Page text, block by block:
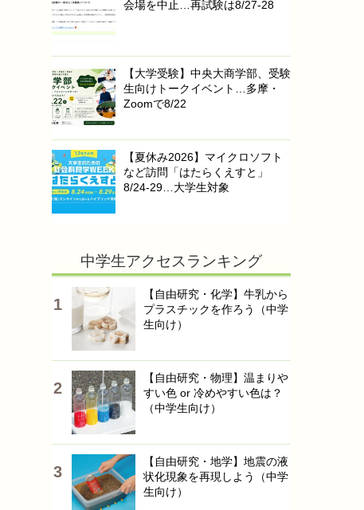
会場を中止…再試験は8/27-28
【大学受験】中央大商学部、受験
生向けトークイベント…多摩・
Zoomで8/22
【夏休み2026】マイクロソフト
など訪問「はたらくえすと」
8/24-29…大学生対象
中学生アクセスランキング
【自由研究・化学】牛乳から
プラスチックを作ろう（中学
生向け）
【自由研究・物理】温まりや
すい色 or 冷めやすい色は？
（中学生向け）
【自由研究・地学】地震の液
状化現象を再現しよう（中学
生向け）